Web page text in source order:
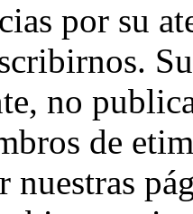
por su
no
de
nuestras